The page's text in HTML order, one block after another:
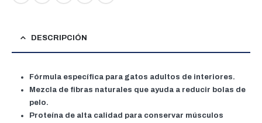
DESCRIPCIÓN
Fórmula específica para gatos adultos de interiores.
Mezcla de fibras naturales que ayuda a reducir bolas de
pelo.
Proteína de alta calidad para conservar músculos